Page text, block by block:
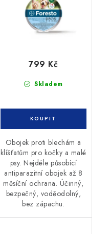
Skladem
799 Kč
Obojek proti blechám a
klíšťatům pro kočky a malé
psy. Nejdéle působící
antiparazitní obojek až 8
měsíční ochrana. Účinný,
bezpečný, voděodolný,
bez zápachu.